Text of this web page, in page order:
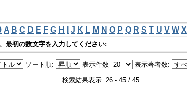
A B C D E F G H J K L M N O P Q R S T U V W X
最初の数文字を入力してください:
ソート順: 表示件数 表示著者数:
検索結果表示: 26 - 45 / 45